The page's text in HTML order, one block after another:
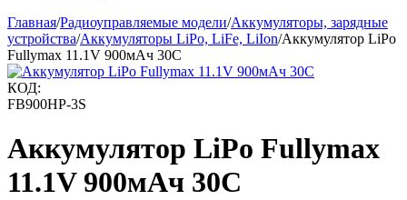
Главная/Радиоуправляемые модели/Аккумуляторы, зарядные
устройства/Аккумуляторы LiPo, LiFe, LiIon/Аккумулятор LiPo
Fullymax 11.1V 900мАч 30C
КОД:
FB900HP-3S
Аккумулятор LiPo Fullymax
11.1V 900мАч 30C